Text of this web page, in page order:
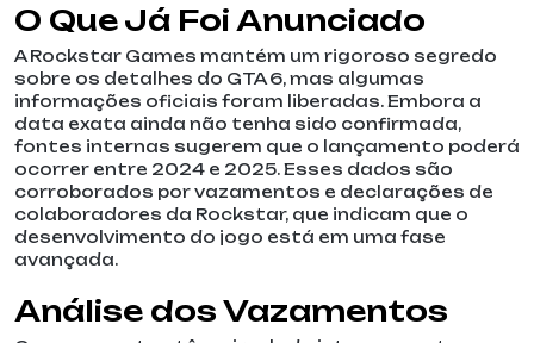
O Que Já Foi Anunciado
A Rockstar Games mantém um rigoroso segredo
sobre os detalhes do GTA 6, mas algumas
informações oficiais foram liberadas. Embora a
data exata ainda não tenha sido confirmada,
fontes internas sugerem que o lançamento poderá
ocorrer entre 2024 e 2025. Esses dados são
corroborados por vazamentos e declarações de
colaboradores da Rockstar, que indicam que o
desenvolvimento do jogo está em uma fase
avançada.
Análise dos Vazamentos